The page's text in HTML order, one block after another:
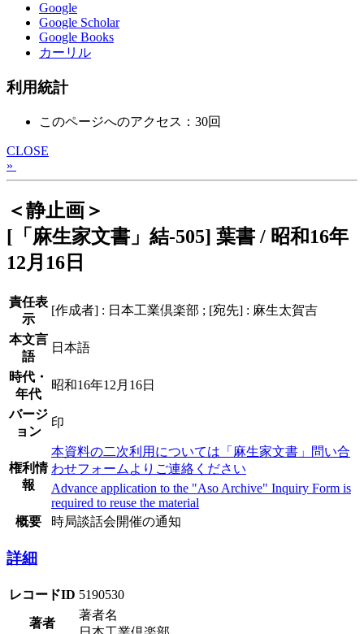
Google
Google Scholar
Google Books
カーリル
利用統計
このページへのアクセス：30回
CLOSE
»
＜静止画＞
[「麻生家文書」結-505] 葉書 / 昭和16年
12月16日
責任表
示
[作成者] : 日本工業倶楽部 ; [宛先] : 麻生太賀吉
本文言
語
日本語
時代・
年代
昭和16年12月16日
バージ
ョン
印
権利情
報
本資料の二次利用については「麻生家文書」問い合
わせフォームよりご連絡ください
Advance application to the "Aso Archive" Inquiry Form is
required to reuse the material
概要
時局談話会開催の通知
詳細
レコードID 5190530
著者
著者名